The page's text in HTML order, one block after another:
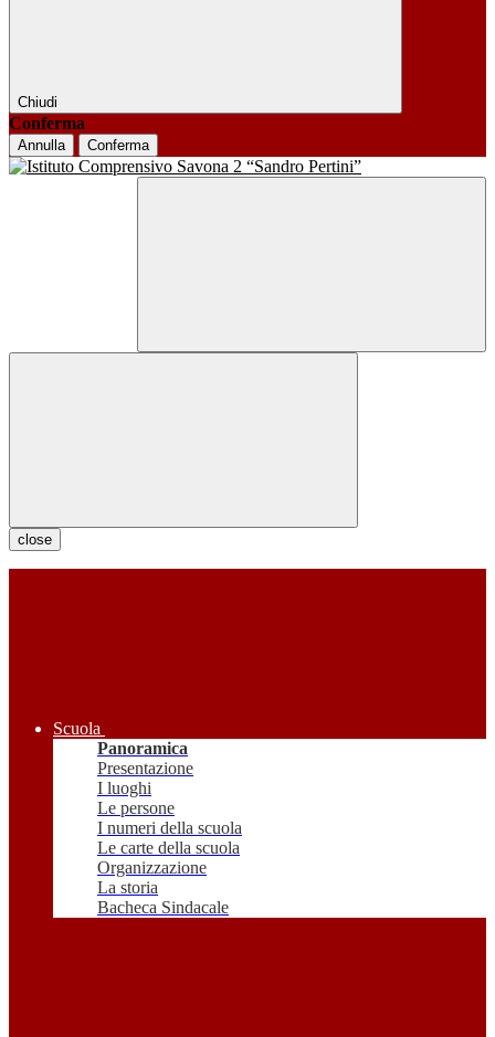
Chiudi
Conferma
Annulla Conferma
close
Scuola
Panoramica
Presentazione
I luoghi
Le persone
I numeri della scuola
Le carte della scuola
Organizzazione
La storia
Bacheca Sindacale